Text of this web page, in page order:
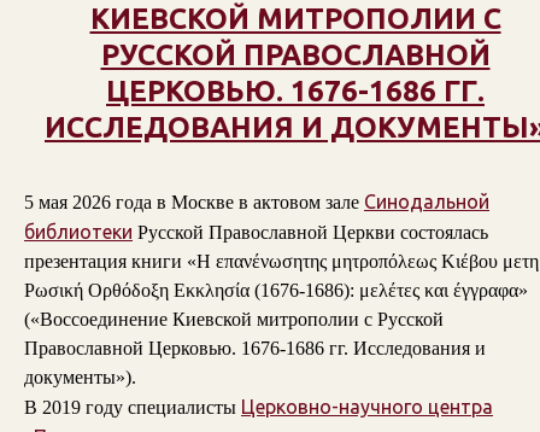
КИЕВСКОЙ МИТРОПОЛИИ С
РУССКОЙ ПРАВОСЛАВНОЙ
ЦЕРКОВЬЮ. 1676-1686 ГГ.
ИССЛЕДОВАНИЯ И
5 мая 2026 года в Москве в актовом зале Синодальной
библиотеки Русской Православной Церкви состоялась
презентация книги «Η επανένωσητης μητροπόλεως Κιέβου μετη
Ρωσική Ορθόδοξη Εκκλησία (1676-1686): μελέτες και έγγραφα»
(«Воссоединение Киевской митрополии с Русской
Православной Церковью. 1676-1686 гг. Исследования и
документы»).
В 2019 году специалисты Церковно-научного центра